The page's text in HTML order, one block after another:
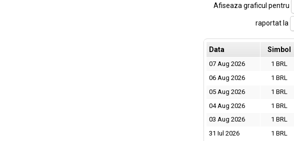
Afiseaza graficul pentru
raportat la
Data Simbol
07 Aug 2026 1 BRL
06 Aug 2026
1 BRL
05 Aug 2026
1 BRL
04 Aug 2026
1 BRL
03 Aug 2026
1 BRL
31 Iul 2026
1 BRL